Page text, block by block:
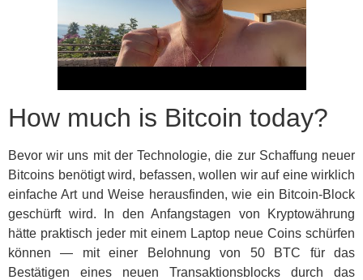
How much is Bitcoin today?
Bevor wir uns mit der Technologie, die zur Schaffung neuer
Bitcoins benötigt wird, befassen, wollen wir auf eine wirklich
einfache Art und Weise herausfinden, wie ein Bitcoin-Block
geschürft wird. In den Anfangstagen von Kryptowährung
hätte praktisch jeder mit einem Laptop neue Coins schürfen
können — mit einer Belohnung von 50 BTC für das
Bestätigen eines neuen Transaktionsblocks durch das